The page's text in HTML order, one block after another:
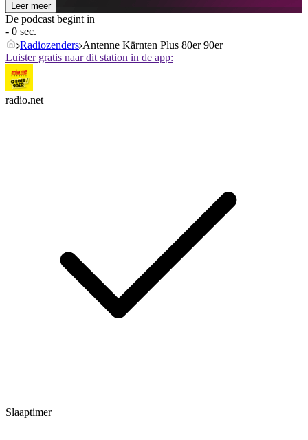
Leer meer
De podcast begint in
- 0 sec.
Radiozenders Antenne Kärnten Plus 80er 90er
Luister gratis naar dit station in de app:
radio.net
Slaaptimer